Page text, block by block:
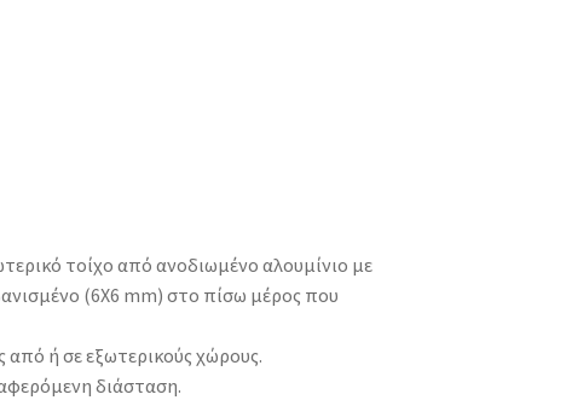
τοίχο από ανοδιωμένο αλουμίνιο με
(6X6 mm) στο πίσω μέρος που
ή σε εξωτερικούς χώρους.
διάσταση.